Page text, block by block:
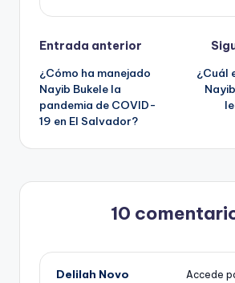
Navegación
de
entradas
Entrada anterior
¿Cómo ha manejado
Nayib Bukele la
pandemia de COVID-
19 en El Salvador?
¿Cuál
10
Delilah Novo
Accede